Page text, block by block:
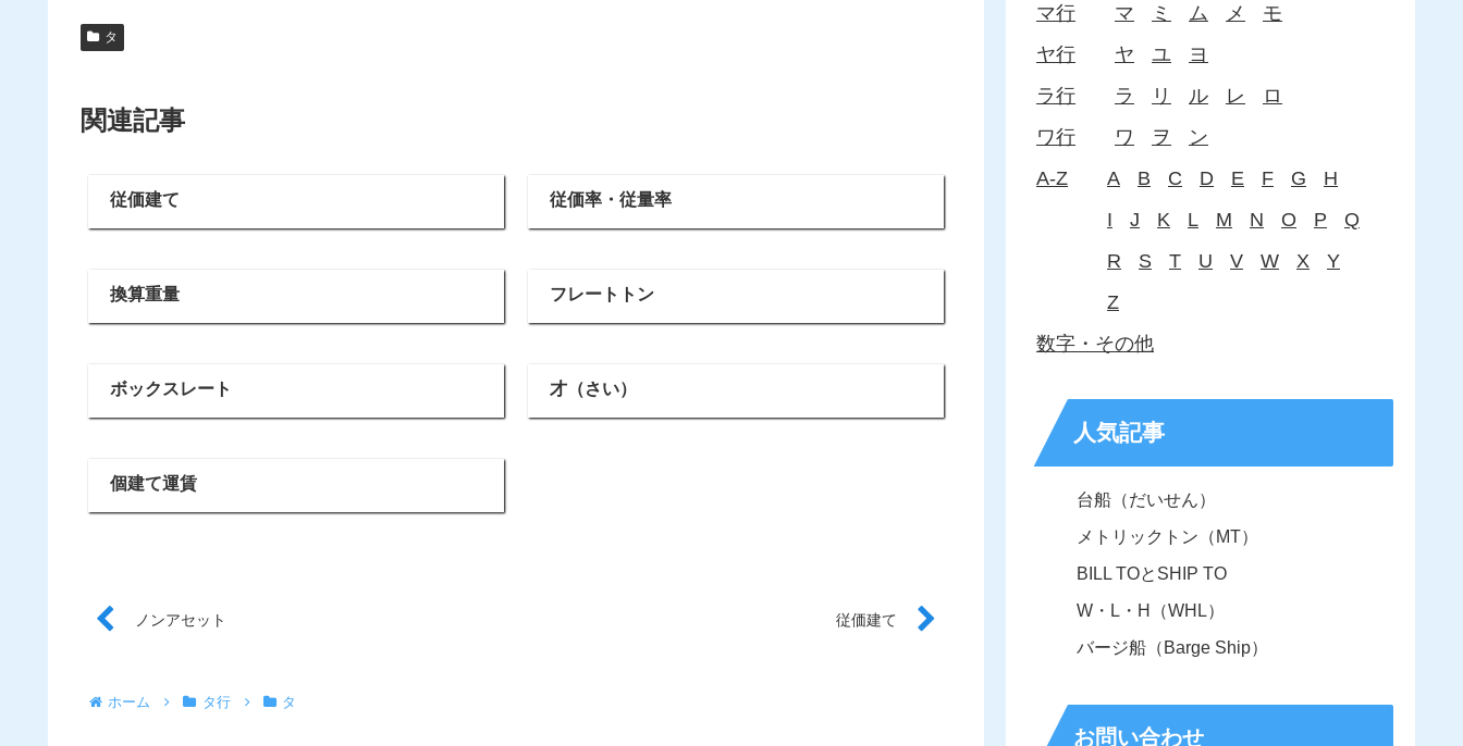
タ
関連記事
従価建て 従価率・従量率
換算重量 フレートトン
ボックスレート 才（さい）
個建て運賃
ノンアセット 従価建て
ホーム タ行 タ
マ行
マ ミ ム メ
モ
ヤ行
ヤ ユ
ヨ
ラ行
ラ リ ル レ
ロ
ワ行
ワ ヲ
ン
A-Z
A B C D E F G
H
I
J K L M N O P
Q
R
S T U V W X
Y
Z
数字・その他
人気記事
台船（だいせん）
メトリックトン（MT）
BILL TOとSHIP TO
W・L・H（WHL）
バージ船（Barge Ship）
お問い合わせ